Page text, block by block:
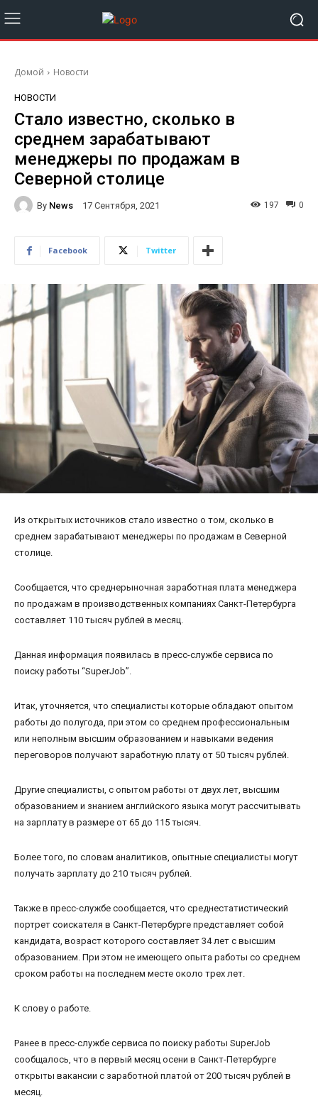
Домой Новости
НОВОСТИ
Стало известно, сколько в
среднем зарабатывают
менеджеры по продажам в
Северной столице
By News 17 Сентября, 2021 0
197
Facebook Twitter
Из открытых источников стало известно о том, сколько в
среднем зарабатывают менеджеры по продажам в Северной
столице.
Сообщается, что среднерыночная заработная плата менеджера
по продажам в производственных компаниях Санкт-Петербурга
составляет 110 тысяч рублей в месяц.
Данная информация появилась в пресс-службе сервиса по
поиску работы “SuperJob”.
Итак, уточняется, что специалисты которые обладают опытом
работы до полугода, при этом со среднем профессиональным
или неполным высшим образованием и навыками ведения
переговоров получают заработную плату от 50 тысяч рублей.
Другие специалисты, с опытом работы от двух лет, высшим
образованием и знанием английского языка могут рассчитывать
на зарплату в размере от 65 до 115 тысяч.
Более того, по словам аналитиков, опытные специалисты могут
получать зарплату до 210 тысяч рублей.
Также в пресс-службе сообщается, что среднестатистический
портрет соискателя в Санкт-Петербурге представляет собой
кандидата, возраст которого составляет 34 лет с высшим
образованием. При этом не имеющего опыта работы со среднем
сроком работы на последнем месте около трех лет.
К слову о работе.
Ранее в пресс-службе сервиса по поиску работы SuperJob
сообщалось, что в первый месяц осени в Санкт-Петербурге
открыты вакансии с заработной платой от 200 тысяч рублей в
месяц.